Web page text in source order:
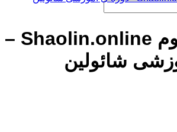
اکانت پرمیوم Shaolin.online –
شائولین